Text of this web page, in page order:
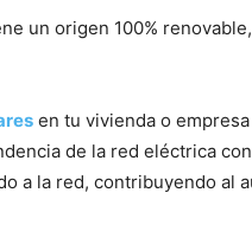
un origen 100%
en tu vivienda o
de la red eléctrica
a la red, contribuyendo al